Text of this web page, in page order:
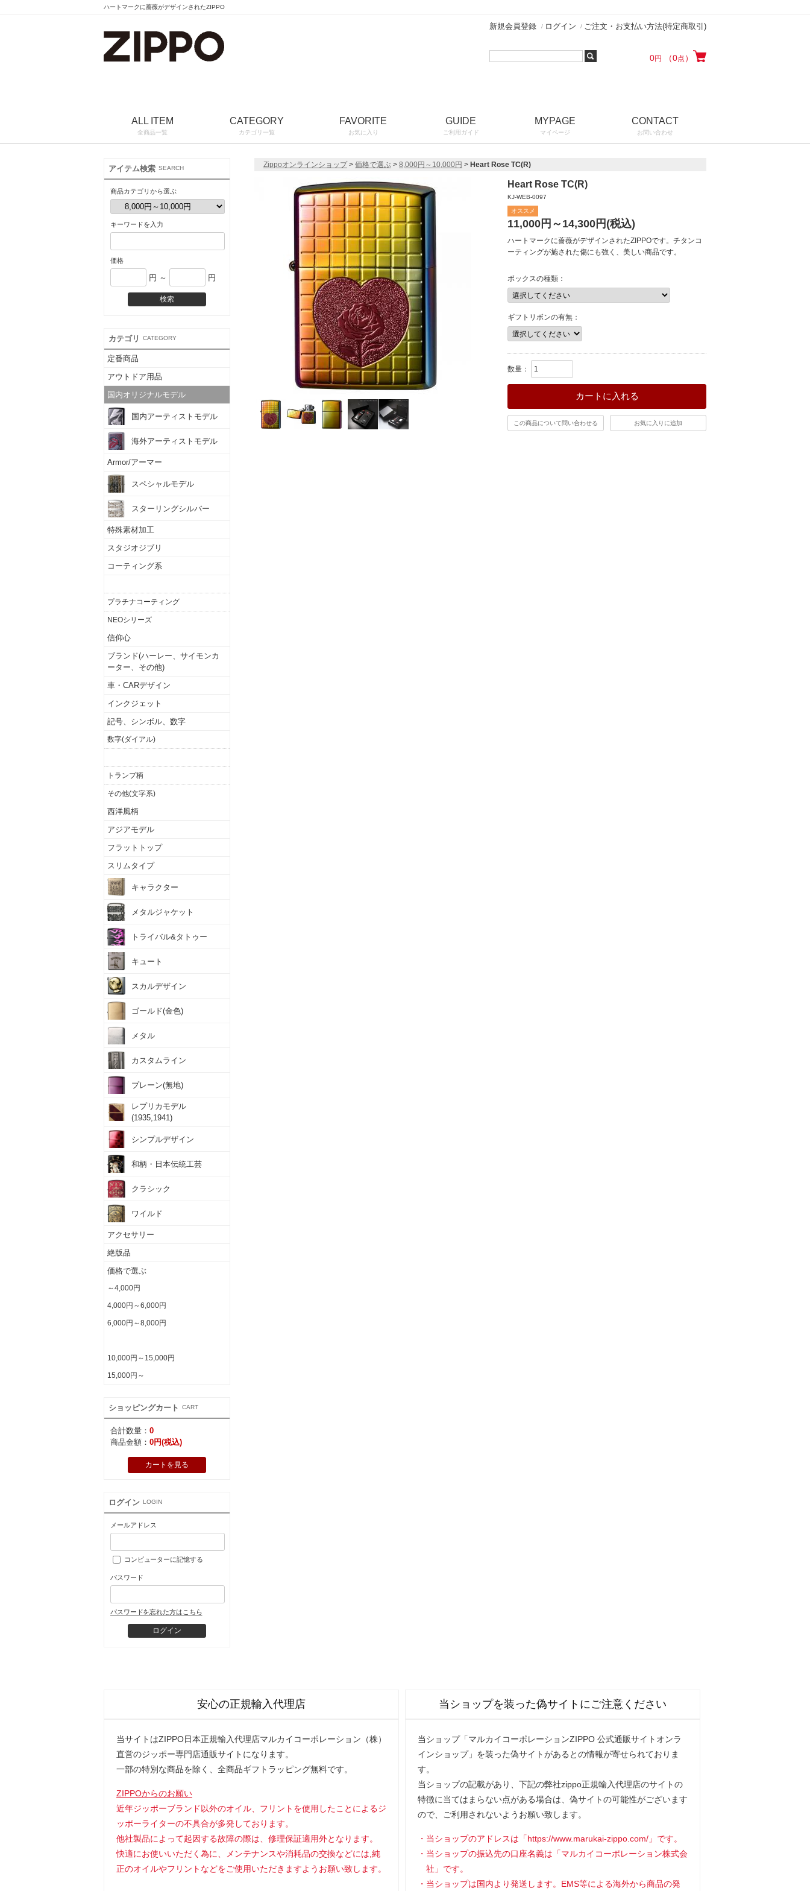
ハートマークに薔薇がデザインされたZIPPO
新規会員登録 ログイン ご注文・お支払い方法(特定商取引)
0円 （0点 ）
ALL ITEM
全商品一覧
CATEGORY
カテゴリ一覧
FAVORITE
お気に入り
GUIDE
ご利用ガイド
MYPAGE
マイページ
CONTACT
お問い合わせ
アイテム検索 SEARCH
商品カテゴリから選ぶ
キーワードを入力
価格
円 ～ 円
カテゴリ CATEGORY
定番商品
アウトドア用品
国内オリジナルモデル
国内アーティストモデル
海外アーティストモデル
Armor/アーマー
スペシャルモデル
スターリングシルバー
特殊素材加工
スタジオジブリ
コーティング系
プラチナコーティング
NEOシリーズ
信仰心
ブランド(ハーレー、サイモンカ
ーター、その他)
車・CARデザイン
インクジェット
記号、シンボル、数字
数字(ダイアル)
トランプ柄
その他(文字系)
西洋風柄
アジアモデル
フラットトップ
スリムタイプ
キャラクター
メタルジャケット
トライバル&タトゥー
キュート
スカルデザイン
ゴールド(金色)
メタル
カスタムライン
プレーン(無地)
レプリカモデル
(1935,1941)
シンプルデザイン
和柄・日本伝統工芸
クラシック
ワイルド
アクセサリー
絶版品
価格で選ぶ
～4,000円
4,000円～6,000円
6,000円～8,000円
10,000円～15,000円
15,000円～
ショッピングカート CART
合計数量： 0
商品金額： 0円(税込)
カートを見る
ログイン LOGIN
メールアドレス
コンピューターに記憶する
パスワード
パスワードを忘れた方はこちら
Zippoオンラインショップ> 価格で選ぶ > 8,000円～10,000円 > Heart Rose TC(R)
Heart Rose TC(R)
KJ-WEB-0097
オススメ
11,000円～14,300円(税込)
ハートマークに薔薇がデザインされたZIPPOです。チタンコ
ーティングが施された傷にも強く、美しい商品です。
ボックスの種類：
ギフトリボンの有無：
数量：
カートに入れる
この商品について問い合わせる お気に入りに追加
安心の正規輸入代理店
当サイトはZIPPO日本正規輸入代理店マルカイコーポレーション（株）
直営のジッポー専門店通販サイトになります。
一部の特別な商品を除く、全商品ギフトラッピング無料です。
ZIPPOからのお願い
近年ジッポーブランド以外のオイル、フリントを使用したことによるジ
ッポーライターの不具合が多発しております。
他社製品によって起因する故障の際は、修理保証適用外となります。
快適にお使いいただく為に、メンテナンスや消耗品の交換などには,純
正のオイルやフリントなどをご使用いただきますようお願い致します。
当ショップを装った偽サイトにご注意ください
当ショップ「マルカイコーポレーションZIPPO 公式通販サイトオンラ
インショップ」を装った偽サイトがあるとの情報が寄せられておりま
す。
当ショップの記載があり、下記の弊社zippo正規輸入代理店のサイトの
特徴に当てはまらない点がある場合は、偽サイトの可能性がございます
ので、ご利用されないようお願い致します。
当ショップのアドレスは「https://www.marukai-zippo.com/」です。
当ショップの振込先の口座名義は「マルカイコーポレーション株式会
社」です。
当ショップは国内より発送します。EMS等による海外から商品の発